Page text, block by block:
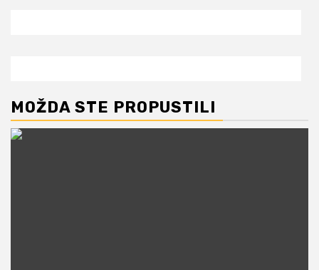
MOŽDA STE PROPUSTILI